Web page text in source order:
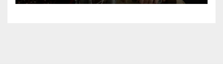
bisogna premiare qualcuno